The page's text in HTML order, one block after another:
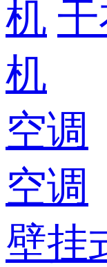
机
机
空调
空调
壁挂